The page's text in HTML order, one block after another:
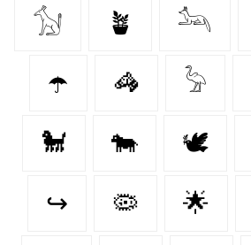
𓃩 🪴 𓃢
☂️ 🦓 𓅦
🐩 🐄 🕊
↪ 🦠 🌟